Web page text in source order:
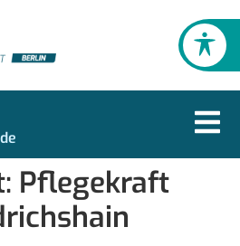
Pflegekraft